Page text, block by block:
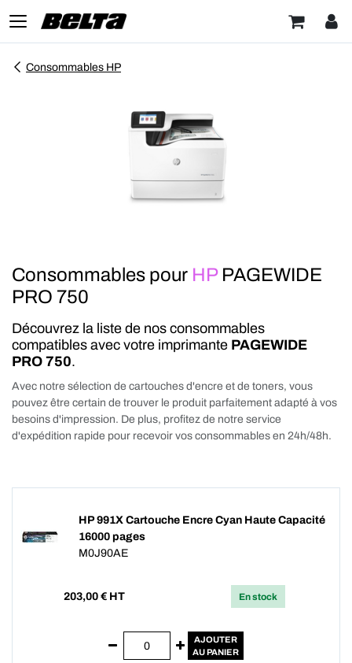
Consommables HP
Consommables pour HP PAGEWIDE
PRO 750
Découvrez la liste de nos consommables
compatibles avec votre imprimante PAGEWIDE
PRO 750.
Avec notre sélection de cartouches d'encre et de toners, vous
pouvez être certain de trouver le produit parfaitement adapté à vos
besoins d'impression. De plus, profitez de notre service
d'expédition rapide pour recevoir vos consommables en 24h/48h.
HP 991X Cartouche Encre Cyan Haute Capacité
16000 pages
M0J90AE
203,00 € HT En stock
AJOUTER
AU PANIER